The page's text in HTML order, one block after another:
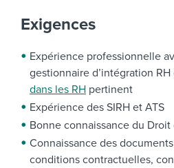
Exigences
Expérience professionnelle
gestionnaire d’intégration
dans les RH pertinent
Expérience des SIRH et ATS
Bonne connaissance du Droit
Connaissance des
conditions contractuelles,